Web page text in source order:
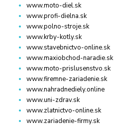
www.moto-diel.sk
www.profi-dielna.sk
www.polno-stroje.sk
www.krby-kotly.sk
www.stavebnictvo-online.sk
www.maxiobchod-naradie.sk
www.moto-prislusenstvo.sk
www.firemne-zariadenie.sk
www.nahradnediely.online
www.uni-zdrav.sk
www.zlatnictvo-online.sk
www.zariadenie-firmy.sk